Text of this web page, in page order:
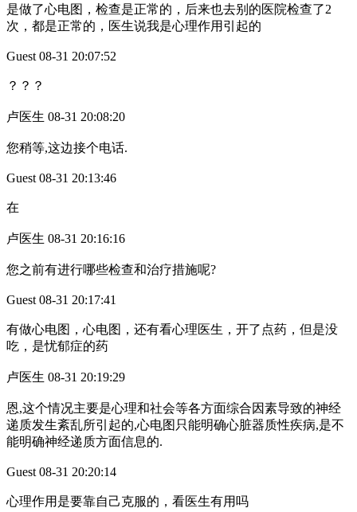
是做了心电图，检查是正常的，后来也去别的医院检查了2
次，都是正常的，医生说我是心理作用引起的
Guest 08-31 20:07:52
？？？
卢医生 08-31 20:08:20
您稍等,这边接个电话.
Guest 08-31 20:13:46
在
卢医生 08-31 20:16:16
您之前有进行哪些检查和治疗措施呢?
Guest 08-31 20:17:41
有做心电图，心电图，还有看心理医生，开了点药，但是没
吃，是忧郁症的药
卢医生 08-31 20:19:29
恩,这个情况主要是心理和社会等各方面综合因素导致的神经
递质发生紊乱所引起的,心电图只能明确心脏器质性疾病,是不
能明确神经递质方面信息的.
Guest 08-31 20:20:14
心理作用是要靠自己克服的，看医生有用吗